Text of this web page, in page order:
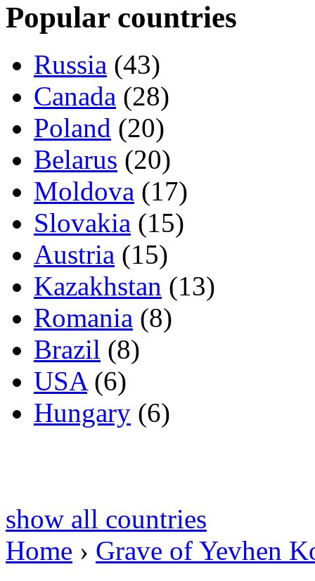
Popular countries
Russia (43)
Canada (28)
Poland (20)
Belarus (20)
Moldova (17)
Slovakia (15)
Austria (15)
Kazakhstan (13)
Romania (8)
Brazil (8)
USA(6)
Hungary (6)
show all countries
Home › Grave of Yevhen